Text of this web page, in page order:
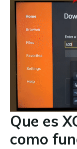
Que es
como